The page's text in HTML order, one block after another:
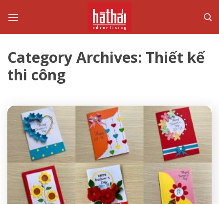
Category Archives: Thiết kế
thi công